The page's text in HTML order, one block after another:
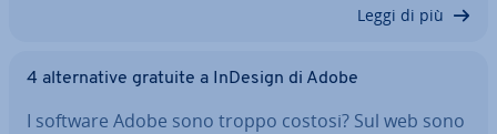
Leggi di più
4 al­ter­na­ti­ve gratuite a InDesign di Adobe
I software Adobe sono troppo costosi? Sul web sono